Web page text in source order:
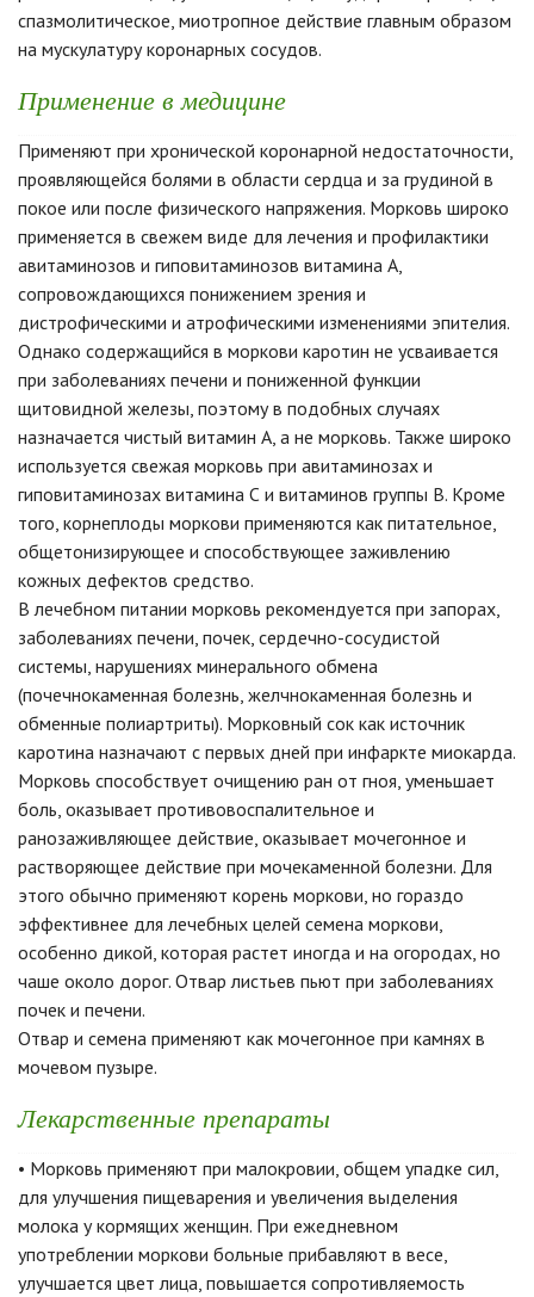
спазмолитическое, миотропное действие главным образом
на мускулатуру коронарных сосудов.
Применение в медицине
Применяют при хронической коронарной недостаточности,
проявляющейся болями в области сердца и за грудиной в
покое или после физического напряжения. Морковь широко
применяется в свежем виде для лечения и профилактики
авитаминозов и гиповитаминозов витамина А,
сопровождающихся понижением зрения и
дистрофическими и атрофическими изменениями эпителия.
Однако содержащийся в моркови каротин не усваивается
при заболеваниях печени и пониженной функции
щитовидной железы, поэтому в подобных случаях
назначается чистый витамин А, а не морковь. Также широко
используется свежая морковь при авитаминозах и
гиповитаминозах витамина С и витаминов группы В. Кроме
того, корнеплоды моркови применяются как питательное,
общетонизирующее и способствующее заживлению
кожных дефектов средство.
В лечебном питании морковь рекомендуется при запорах,
заболеваниях печени, почек, сердечно-сосудистой
системы, нарушениях минерального обмена
(почечнокаменная болезнь, желчнокаменная болезнь и
обменные полиартриты). Морковный сок как источник
каротина назначают с первых дней при инфаркте миокарда.
Морковь способствует очищению ран от гноя, уменьшает
боль, оказывает противовоспалительное и
ранозаживляющее действие, оказывает мочегонное и
растворяющее действие при мочекаменной болезни. Для
этого обычно применяют корень моркови, но гораздо
эффективнее для лечебных целей семена моркови,
особенно дикой, которая растет иногда и на огородах, но
чаше около дорог. Отвар листьев пьют при заболеваниях
почек и печени.
Отвар и семена применяют как мочегонное при камнях в
мочевом пузыре.
Лекарственные препараты
• Морковь применяют при малокровии, общем упадке сил,
для улучшения пищеварения и увеличения выделения
молока у кормящих женщин. При ежедневном
употреблении моркови больные прибавляют в весе,
улучшается цвет лица, повышается сопротивляемость